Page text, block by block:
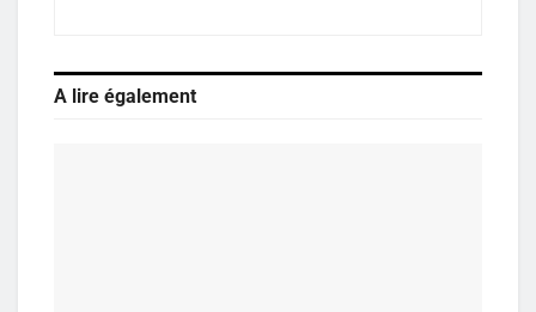
A lire également